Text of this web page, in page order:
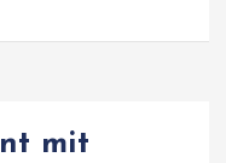
mit